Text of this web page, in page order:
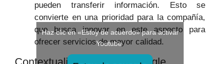
pueden transferir información. Esto se
convierte en una prioridad para la compañía,
que busca innovar en este aspecto para
ofrecer servicios de mayor calidad.
Haz clic en «Estoy de acuerdo» para activar
Youtube